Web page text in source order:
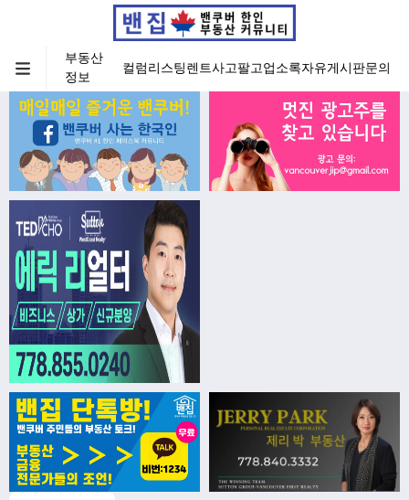
부동산
정보
컬럼리스팅렌트사고팔고업소록자유게시판문의